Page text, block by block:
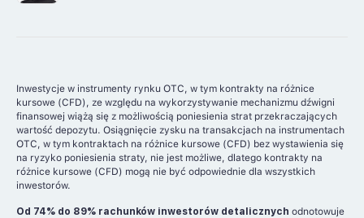
Inwestycje w instrumenty rynku OTC, w tym kontrakty na różnice
kursowe (CFD), ze względu na wykorzystywanie mechanizmu dźwigni
finansowej wiążą się z możliwością poniesienia strat przekraczających
wartość depozytu. Osiągnięcie zysku na transakcjach na instrumentach
OTC, w tym kontraktach na różnice kursowe (CFD) bez wystawienia się
na ryzyko poniesienia straty, nie jest możliwe, dlatego kontrakty na
różnice kursowe (CFD) mogą nie być odpowiednie dla wszystkich
inwestorów.
Od 74% do 89% rachunków inwestorów detalicznych odnotowuje